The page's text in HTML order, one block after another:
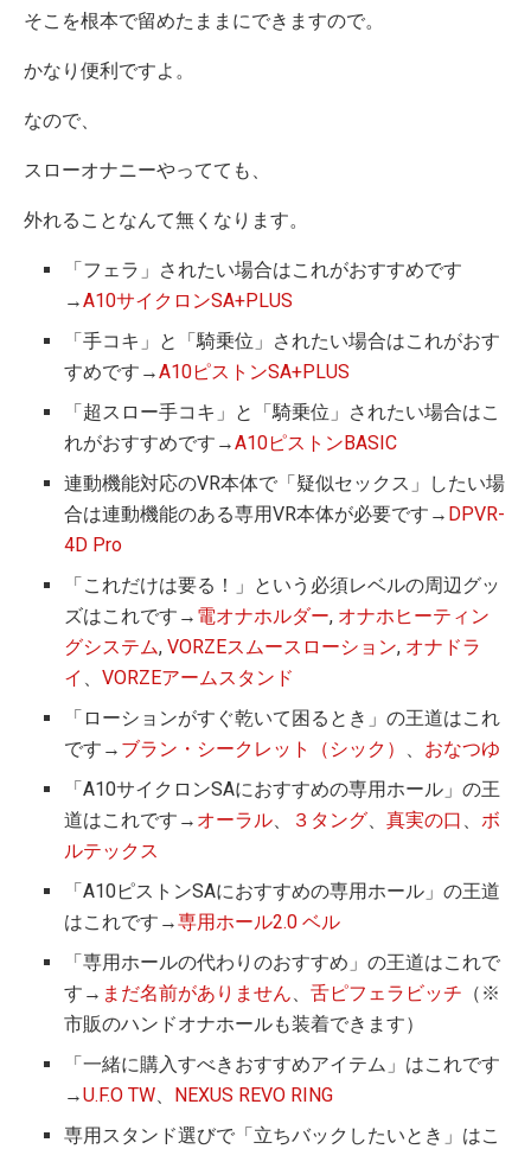
そこを根本で留めたままにできますので。
かなり便利ですよ。
なので、
スローオナニーやってても、
外れることなんて無くなります。
「フェラ」されたい場合はこれがおすすめです
→A10サイクロンSA+PLUS
「手コキ」と「騎乗位」されたい場合はこれがおす
すめです→A10ピストンSA+PLUS
「超スロー手コキ」と「騎乗位」されたい場合はこ
れがおすすめです→A10ピストンBASIC
連動機能対応のVR本体で「疑似セックス」したい場
合は連動機能のある専用VR本体が必要です→ DPVR-
4D Pro
「これだけは要る！」という必須レベルの周辺グッ
ズはこれです→ 電オナホルダー, オナホヒーティン
グシステム,VORZEスムースローション, オナドラ
イ 、VORZEアームスタンド
「ローションがすぐ乾いて困るとき」の王道はこれ
です→ ブラン・シークレット（シック） 、 おなつゆ
「A10サイクロンSAにおすすめの専用ホール」の王
道はこれです→ オーラル、 ３タング、真実の口 、ボ
ルテックス
「A10ピストンSAにおすすめの専用ホール」の王道
はこれです→専用ホール2.0 ベル
「専用ホールの代わりのおすすめ」の王道はこれで
す→ まだ名前がありません、舌ピフェラビッチ （※
市販のハンドオナホールも装着できます）
「一緒に購入すべきおすすめアイテム」はこれです
→U.F.O TW、
NEXUS REVO RING
専用スタンド選びで「立ちバックしたいとき」はこ